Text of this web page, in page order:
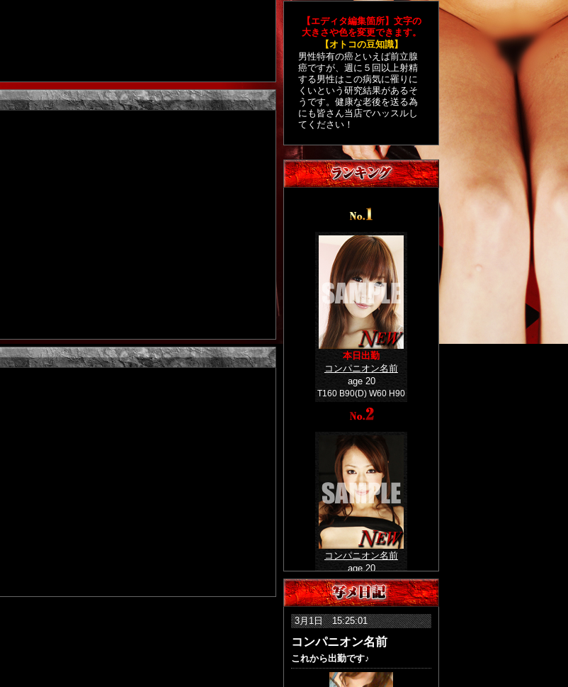
【エディタ編集箇所】文字の
大きさや色を変更できます。
【オトコの豆知識】
男性特有の癌といえば前立腺
癌ですが、週に５回以上射精
する男性はこの病気に罹りに
くいという研究結果があるそ
うです。健康な老後を送る為
にも皆さん当店でハッスルし
てください！
本日出勤
コンパニオン名前
age 20
T160 B90(D) W60 H90
コンパニオン名前
age 20
T160 B90(D) W60 H90
3月1日 15:25:01
コンパニオン名前
これから出勤です♪